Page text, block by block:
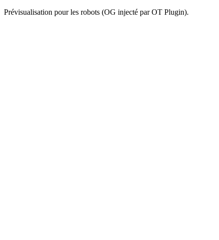
Prévisualisation pour les robots (OG injecté par OT Plugin).